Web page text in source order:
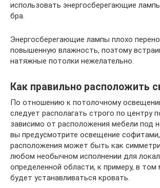
использовать энергосберегающие
бра.
Энергосберегающие лампы плохо
повышенную влажность, поэтому
натяжные потолки нежелательно.
Как правильно расположить
По отношению к потолочному
следует располагать строго по центру
зависимо от расположения мебели под
вы предусмотрите освещение
расположения может быть как
любом необычном исполнении для
определенной области, к примеру, в том
будет устанавливаться кровать.